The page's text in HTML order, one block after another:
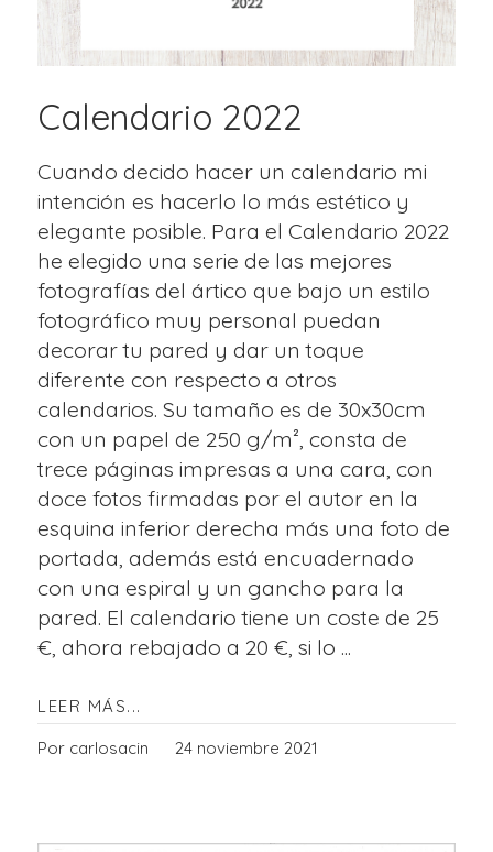
Calendario 2022
Cuando decido hacer un calendario mi
intención es hacerlo lo más estético y
elegante posible. Para el Calendario 2022
he elegido una serie de las mejores
fotografías del ártico que bajo un estilo
fotográfico muy personal puedan
decorar tu pared y dar un toque
diferente con respecto a otros
calendarios. Su tamaño es de 30x30cm
con un papel de 250 g/m², consta de
trece páginas impresas a una cara, con
doce fotos firmadas por el autor en la
esquina inferior derecha más una foto de
portada, además está encuadernado
con una espiral y un gancho para la
pared. El calendario tiene un coste de 25
€, ahora rebajado a 20 €, si lo ...
LEER MÁS...
Por carlosacin 24 noviembre 2021